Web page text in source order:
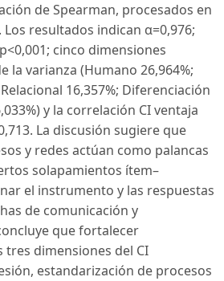
de Spearman, procesados en
Los resultados indican α=0,976;
cinco dimensiones
la varianza (Humano 26,964%;
16,357%; Diferenciación
y la correlación CI ventaja
La discusión sugiere que
y redes actúan como palancas
solapamientos ítem–
el instrumento y las respuestas
de comunicación y
que fortalecer
dimensiones del CI
estandarización de procesos